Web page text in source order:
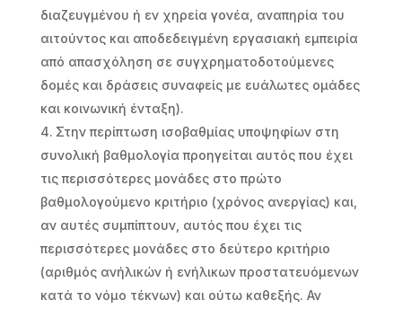
διαζευγμένου ή εν χηρεία γονέα, αναπηρία του
αιτούντος και αποδεδειγμένη εργασιακή εμπειρία
από απασχόληση σε συγχρηματοδοτούμενες
δομές και δράσεις συναφείς με ευάλωτες ομάδες
και κοινωνική ένταξη).
Στην περίπτωση ισοβαθμίας υποψηφίων στη
συνολική βαθμολογία προηγείται αυτός που έχει
τις περισσότερες μονάδες στο πρώτο
βαθμολογούμενο κριτήριο (χρόνος ανεργίας) και,
αν αυτές συμπίπτουν, αυτός που έχει τις
περισσότερες μονάδες στο δεύτερο κριτήριο
(αριθμός ανήλικών ή ενήλικων προστατευόμενων
κατά το νόμο τέκνων) και ούτω καθεξής. Αν